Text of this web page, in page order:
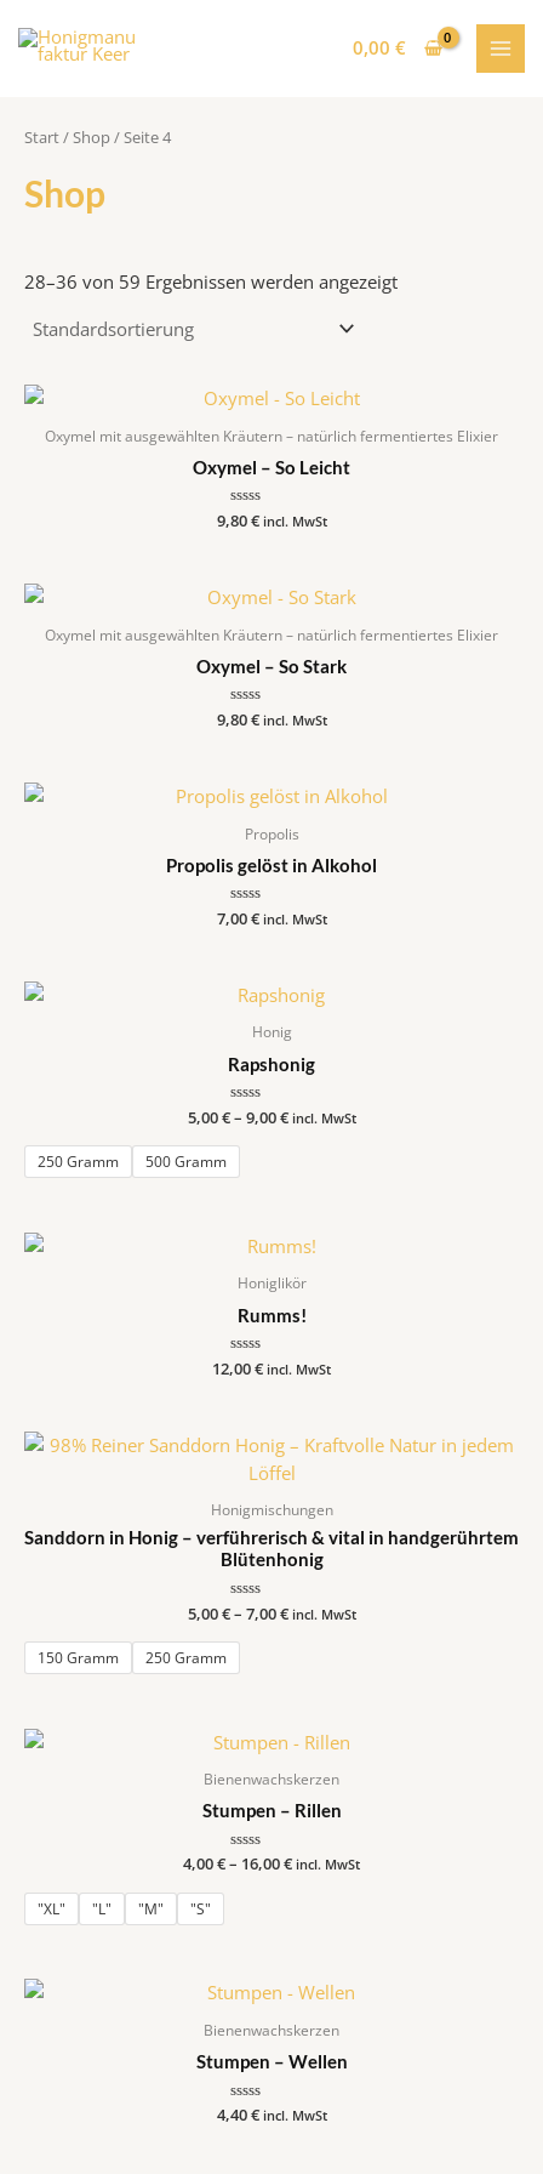
Inhalt
springen
0,00 €
Start/Shop/ Seite 4
Shop
28–36 von 59 Ergebnissen werden angezeigt
Oxymel mit ausgewählten Kräutern – natürlich fermentiertes Elixier
Oxymel – So Leicht
Bewertet
mit
9,80€ incl. MwSt
Oxymel mit ausgewählten Kräutern – natürlich fermentiertes Elixier
Oxymel – So Stark
Bewertet
mit
9,80€ incl. MwSt
Propolis
Propolis gelöst in Alkohol
Bewertet
mit
7,00€ incl. MwSt
Honig
Rapshonig
Bewertet
mit
0
5,00€– 9,00€ incl. MwSt
250 Gramm 500 Gramm
Honiglikör
Rumms!
Bewertet
mit
12,00€ incl. MwSt
Honigmischungen
Sanddorn in Honig – verführerisch & vital in handgerührtem
Blütenhonig
Bewertet
mit
0
5,00€– 7,00€ incl. MwSt
150 Gramm 250 Gramm
Bienenwachskerzen
Stumpen – Rillen
Bewertet
4,00€– 16,00€ incl. MwSt
"XL" "L" "M" "S"
Bienenwachskerzen
Stumpen – Wellen
Bewertet
4,40€ incl. MwSt